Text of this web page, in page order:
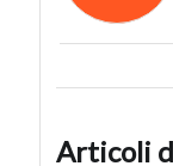
Articoli